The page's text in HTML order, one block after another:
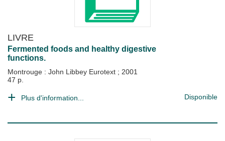
LIVRE
Fermented foods and healthy digestive
functions.
Montrouge : John Libbey Eurotext ; 2001
47 p.
Plus d'information... Disponible